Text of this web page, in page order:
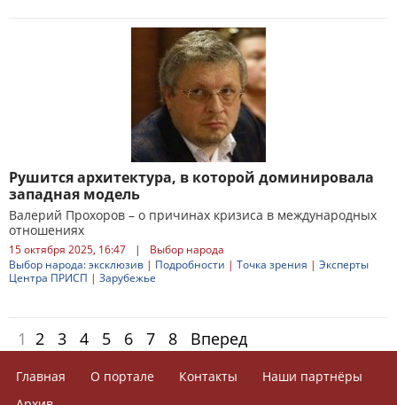
Рушится архитектура, в которой доминировала
западная модель
Валерий Прохоров – о причинах кризиса в международных
отношениях
15 октября 2025, 16:47 |
Выбор народа
Выбор народа: эксклюзив | Подробности | Точка зрения | Эксперты
Центра ПРИСП | Зарубежье
1 2 3 4 5 6 7 8 Вперед
Главная О портале Контакты
Наши партнёры